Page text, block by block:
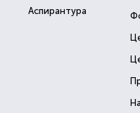
Аспирантура